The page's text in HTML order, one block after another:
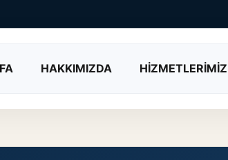
HAKKIMIZDA HİZMETLERİMİZ